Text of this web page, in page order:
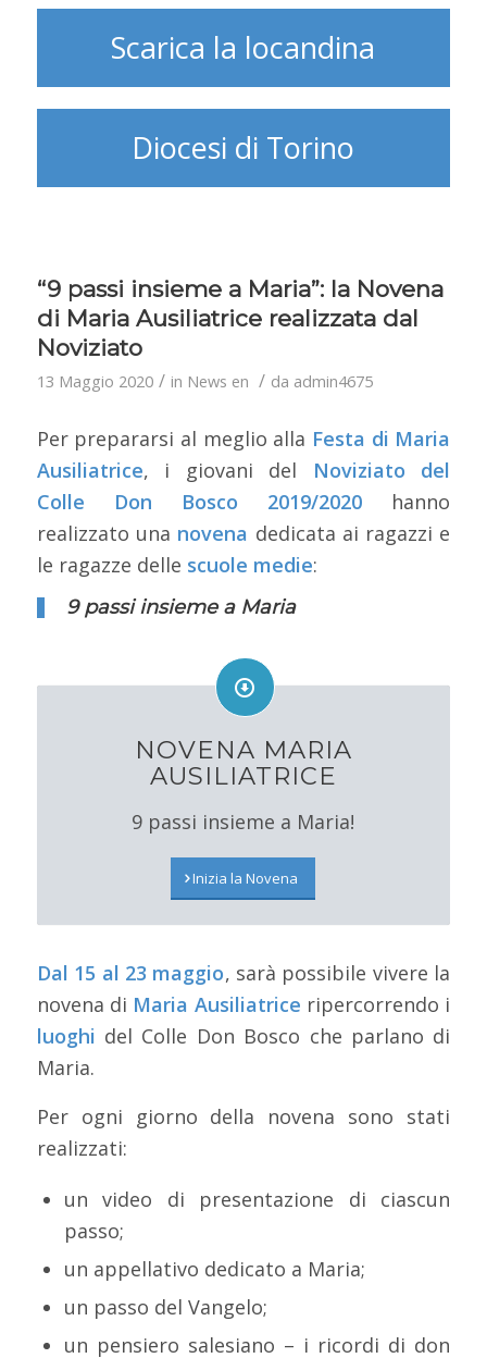
Scarica la locandina
Diocesi di Torino
“9 passi insieme a Maria”: la Novena
di Maria Ausiliatrice realizzata dal
Noviziato
13 Maggio 2020 / in News en / da admin4675
Per prepararsi al meglio alla Festa di Maria
Ausiliatrice, i giovani del Noviziato del
Colle Don Bosco 2019/2020 hanno
realizzato una novena dedicata ai ragazzi e
le ragazze delle scuole medie:
9 passi insieme a Maria
NOVENA MARIA
AUSILIATRICE
9 passi insieme a Maria!
Inizia la Novena
Dal 15 al 23 maggio, sarà possibile vivere la
novena di Maria Ausiliatrice ripercorrendo i
luoghi del Colle Don Bosco che parlano di
Maria.
Per ogni giorno della novena sono stati
realizzati:
un video di presentazione di ciascun
passo;
un appellativo dedicato a Maria;
un passo del Vangelo;
un pensiero salesiano – i ricordi di don